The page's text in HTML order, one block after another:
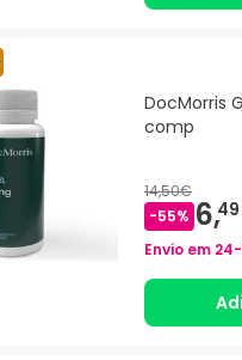
DocMorris
comp
14,50€
-55% 6,
Envio em